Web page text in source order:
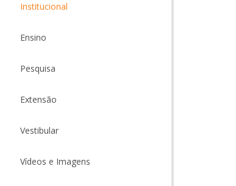
Institucional
Ensino
Pesquisa
Extensão
Vestibular
Vídeos e Imagens